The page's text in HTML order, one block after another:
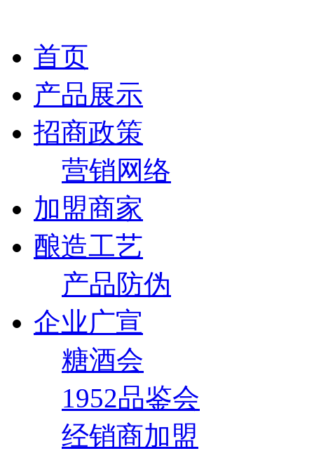
首页
产品展示
招商政策
营销网络
加盟商家
酿造工艺
产品防伪
企业广宣
糖酒会
1952品鉴会
经销商加盟